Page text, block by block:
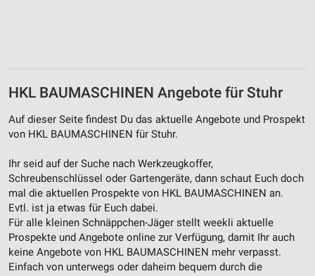
HKL BAUMASCHINEN Angebote für Stuhr
Auf dieser Seite findest Du das aktuelle Angebote und Prospekt
von HKL BAUMASCHINEN für Stuhr.
Ihr seid auf der Suche nach Werkzeugkoffer,
Schreubenschlüssel oder Gartengeräte, dann schaut Euch doch
mal die aktuellen Prospekte von HKL BAUMASCHINEN an.
Evtl. ist ja etwas für Euch dabei.
Für alle kleinen Schnäppchen-Jäger stellt weekli aktuelle
Prospekte und Angebote online zur Verfügung, damit Ihr auch
keine Angebote von HKL BAUMASCHINEN mehr verpasst.
Einfach von unterwegs oder daheim bequem durch die
Verwendung von Profilen zur Auswahl
Erstellung von Profilen zur Personalisierung
Verwendung von Profilen zur Auswahl
personalisierter Inhalte
Messung der Werbeleistung
Messung der Performance von Inhalten